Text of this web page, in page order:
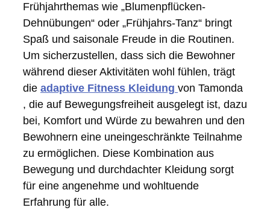
Frühjahrthemas wie „Blumenpflücken-
Dehnübungen“ oder „Frühjahrs-Tanz“ bringt
Spaß und saisonale Freude in die Routinen.
Um sicherzustellen, dass sich die Bewohner
während dieser Aktivitäten wohl fühlen, trägt
die adaptive Fitness Kleidung von Tamonda
, die auf Bewegungsfreiheit ausgelegt ist, dazu
bei, Komfort und Würde zu bewahren und den
Bewohnern eine uneingeschränkte Teilnahme
zu ermöglichen. Diese Kombination aus
Bewegung und durchdachter Kleidung sorgt
für eine angenehme und wohltuende
Erfahrung für alle.